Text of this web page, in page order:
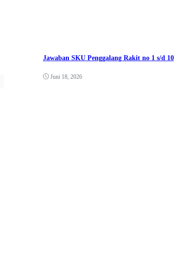
Jawaban SKU Penggalang Rakit no 1 s/d 10
Juni 18, 2026